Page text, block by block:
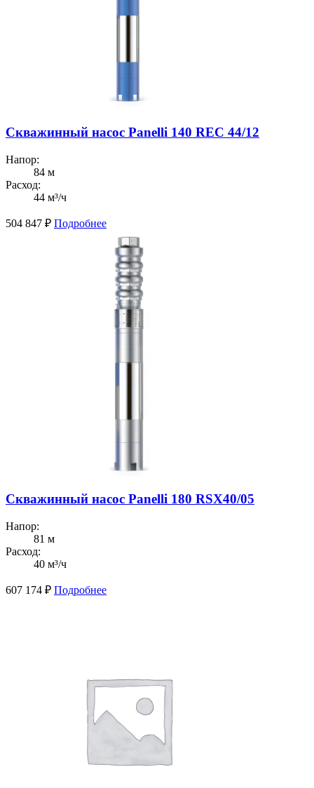
Скважинный насос Panelli 140 REC 44/12
Напор:
84 м
Расход:
44 м³/ч
504 847 ₽ Подробнее
Скважинный насос Panelli 180 RSX40/05
Напор:
81 м
Расход:
40 м³/ч
607 174 ₽ Подробнее